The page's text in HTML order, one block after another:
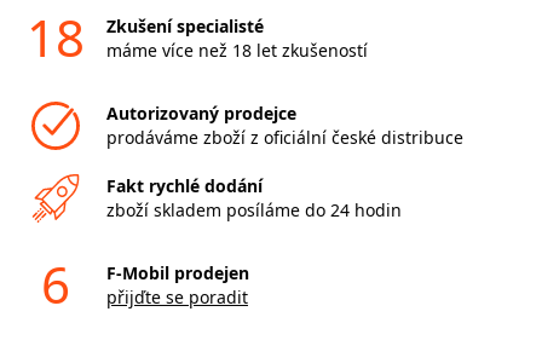
18
Zkušení specialisté
máme více než 18 let zkušeností
Autorizovaný prodejce
prodáváme zboží z oficiální české distribuce
Fakt rychlé dodání
zboží skladem posíláme do 24 hodin
6
F-Mobil prodejen
přijďte se poradit